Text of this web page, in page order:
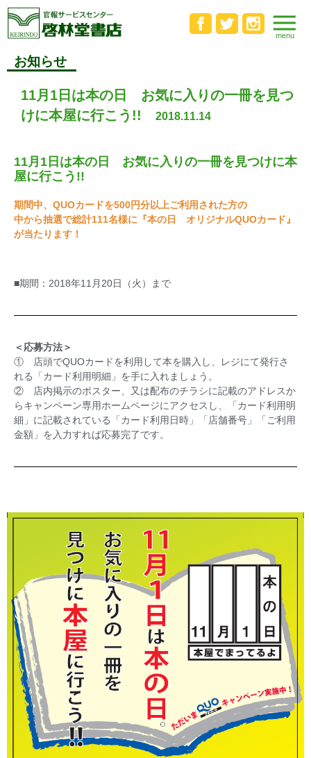
お知らせ
11月1日は本の日 お気に入りの一冊を見つ
けに本屋に行こう!!
2018.11.14
11月1日は本の日 お気に入りの一冊を見つけに本
屋に行こう!!
期間中、QUOカードを500円分以上ご利用された方の
中から抽選で総計111名様に『本の日 オリジナルQUOカード』
が当たります！
■期間：2018年11月20日（火）まで
＜応募方法＞
① 店頭でQUOカードを利用して本を購入し、レジにて発行さ
れる「カード利用明細」を手に入れましょう。
② 店内掲示のポスター、又は配布のチラシに記載のアドレスか
らキャンペーン専用ホームページにアクセスし、「カード利用明
細」に記載されている「カード利用日時」「店舗番号」「ご利用
金額」を入力すれば応募完了です。